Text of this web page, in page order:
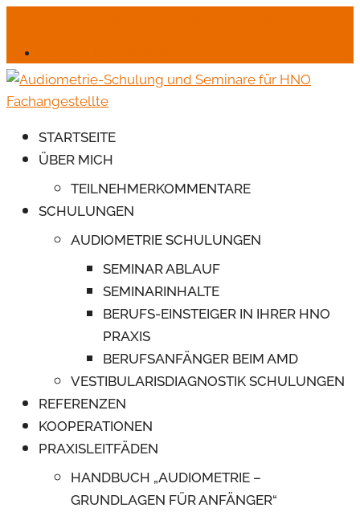
STARTSEITE
ÜBER MICH
TEILNEHMERKOMMENTARE
SCHULUNGEN
AUDIOMETRIE SCHULUNGEN
SEMINAR ABLAUF
SEMINARINHALTE
BERUFS-EINSTEIGER IN IHRER HNO
PRAXIS
BERUFSANFÄNGER BEIM AMD
VESTIBULARISDIAGNOSTIK SCHULUNGEN
REFERENZEN
KOOPERATIONEN
PRAXISLEITFÄDEN
HANDBUCH „AUDIOMETRIE –
GRUNDLAGEN FÜR ANFÄNGER“